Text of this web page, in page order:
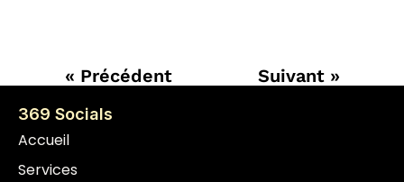
« Précédent Suivant »
369 Socials
Accueil
Services